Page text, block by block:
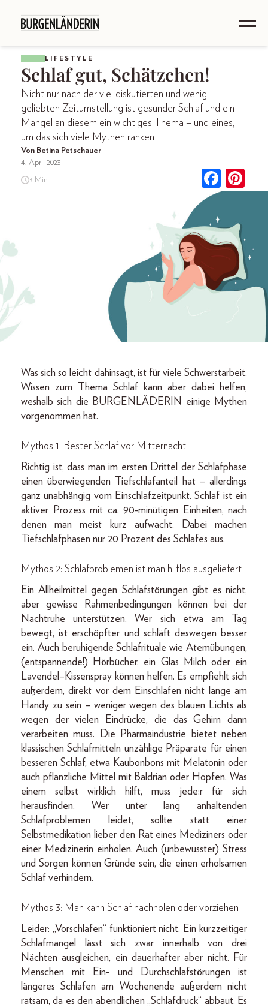
LIFESTYLE
Schlaf gut, Schätzchen!
Nicht nur nach der viel diskutierten und wenig
geliebten Zeitumstellung ist gesunder Schlaf und ein
Mangel an diesem ein wichtiges Thema – und eines,
um das sich viele Mythen ranken
Von Betina Petschauer
4. April 2023
3 Min.
Was sich so leicht dahinsagt, ist für viele Schwerstarbeit.
Wissen zum Thema Schlaf kann aber dabei helfen,
weshalb sich die BURGENLÄDERIN einige Mythen
vorgenommen hat.
Mythos 1: Bester Schlaf vor Mitternacht
Richtig ist, dass man im ersten Drittel der Schlafphase
einen überwiegenden Tiefschlafanteil hat – allerdings
ganz unabhängig vom Einschlafzeitpunkt. Schlaf ist ein
aktiver Prozess mit ca. 90-minütigen Einheiten, nach
denen man meist kurz aufwacht. Dabei machen
Tiefschlafphasen nur 20 Prozent des Schlafes aus.
Mythos 2: Schlafproblemen ist man hilflos ausgeliefert
Ein Allheilmittel gegen Schlafstörungen gibt es nicht,
aber gewisse Rahmenbedingungen können bei der
Nachtruhe unterstützen. Wer sich etwa am Tag
bewegt, ist erschöpfter und schläft deswegen besser
ein. Auch beruhigende Schlafrituale wie Atemübungen,
(entspannende!) Hörbücher, ein Glas Milch oder ein
Lavendel–Kissenspray können helfen. Es empfiehlt sich
außerdem, direkt vor dem Einschlafen nicht lange am
Handy zu sein – weniger wegen des blauen Lichts als
wegen der vielen Eindrücke, die das Gehirn dann
verarbeiten muss. Die Pharmaindustrie bietet neben
klassischen Schlafmitteln unzählige Präparate für einen
besseren Schlaf, etwa Kaubonbons mit Melatonin oder
auch pflanzliche Mittel mit Baldrian oder Hopfen. Was
einem selbst wirklich hilft, muss jede:r für sich
herausfinden. Wer unter lang anhaltenden
Schlafproblemen leidet, sollte statt einer
Selbstmedikation lieber den Rat eines Mediziners oder
einer Medizinerin einholen. Auch (unbewusster) Stress
und Sorgen können Gründe sein, die einen erholsamen
Schlaf verhindern.
Mythos 3: Man kann Schlaf nachholen oder vorziehen
Leider: „Vorschlafen“ funktioniert nicht. Ein kurzzeitiger
Schlafmangel lässt sich zwar innerhalb von drei
Nächten ausgleichen, ein dauerhafter aber nicht. Für
Menschen mit Ein- und Durchschlafstörungen ist
längeres Schlafen am Wochenende außerdem nicht
ratsam, da es den abendlichen „Schlafdruck“ abbaut. Es